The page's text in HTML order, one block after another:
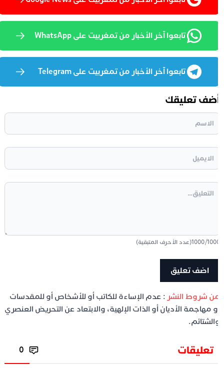
تابعوا آخر الأخبار من تمغربيت على WhatsApp
تابعوا آخر الأخبار من تمغربيت على Telegram
تعليقك
/
1000(عدد الأحرف المتبقية)
شروط النشر: عدم الإساءة للكاتب أو للأشخاص أو للمقدسات
مهاجمة الأديان أو الذات الإلهية، والابتعاد عن التحريض العنصري
تعليقات 0